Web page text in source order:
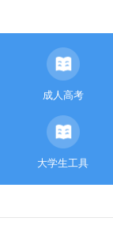
成人高考
大学生工具